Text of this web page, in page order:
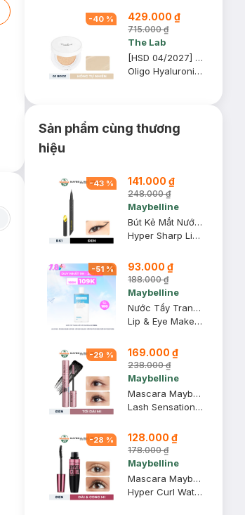
-40 % 429.000 ₫
715.000 ₫
The Lab
[HSD 04/2027] Phấn Nước The Lab Dưỡng Ẩm Màu 02 Beige - Hồng Tự Nhiên 12g
Oligo Hyaluronic Acid Healthy Cream Cushion
Sản phẩm cùng thương
hiệu
-43 % 141.000 ₫
248.000 ₫
Maybelline
Bút Kẻ Mắt Nước Maybelline Sắc Mảnh BK1 Đen Sắc Sảo 0.4g
Hyper Sharp Liner Extreme #BK-1 Ultra Black
-51% 93.000 ₫
188.000 ₫
Maybelline
Nước Tẩy Trang Mắt Môi Maybelline 150ml
Lip & Eye Make Up Remover
-29 % 169.000 ₫
238.000 ₫
Maybelline
Mascara Maybelline Tơi Dài Mi Không Giới Hạn 6ml (Mới)
Lash Sensational Sky High Waterproof Mascara Makeup
-28 % 128.000 ₫
178.000 ₫
Maybelline
Mascara Maybelline Dài Mi và Cong Mi, Chuốt Mi Đen 9.2ml
Hyper Curl Waterproof Mascara